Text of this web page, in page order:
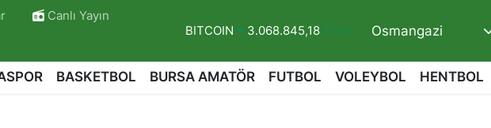
Canlı Yayın
DOLAR 47,5971 %0.05
EURO
55,1336 %0.18
Osmangazi
BASKETBOL BURSA AMATÖR FUTBOL VOLEYBOL HENTBOL